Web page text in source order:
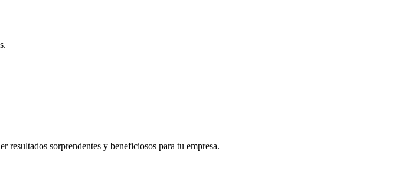
resultados sorprendentes y beneficiosos para tu empresa.